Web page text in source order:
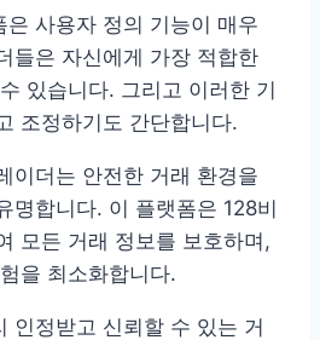
은 사용자 정의 기능이 매우
들은 자신에게 가장 적합한
있습니다. 그리고 이러한 기
조정하기도 간단합니다.
이더는 안전한 거래 환경을
명합니다. 이 플랫폼은 128비
모든 거래 정보를 보호하며,
을 최소화합니다.
인정받고 신뢰할 수 있는 거